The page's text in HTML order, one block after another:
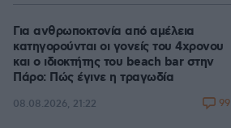
Για ανθρωποκτονία από αμέλεια
κατηγορούνται οι γονείς του 4χρονου
και ο ιδιοκτήτης του beach bar στην
Πάρο: Πώς έγινε η τραγωδία
08.08.2026, 21:22 99